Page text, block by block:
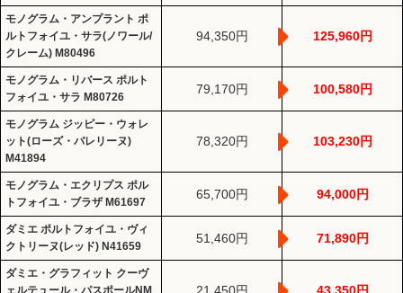
モノグラム・アンプラント ポ
ルトフォイユ・サラ(ノワール/
クレーム) M80496
94,350円 125,960円
モノグラム・リバース ポルト
フォイユ・サラ M80726
79,170円 100,580円
モノグラム ジッピー・ウォレ
ット(ローズ・バレリーヌ)
M41894
78,320円 103,230円
モノグラム・エクリプス ポル
トフォイユ・ブラザ M61697
65,700円 94,000円
ダミエ ポルトフォイユ・ヴィ
クトリーヌ(レッド) N41659
51,460円 71,890円
ダミエ・グラフィット クーヴ